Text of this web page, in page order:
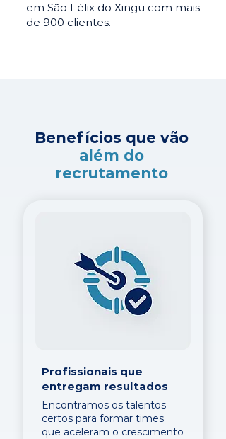
em São Félix do Xingu com mais
de 900 clientes.
Benefícios que vão
além do
recrutamento
Profissionais que
entregam resultados
Encontramos os talentos
certos para formar times
que aceleram o crescimento